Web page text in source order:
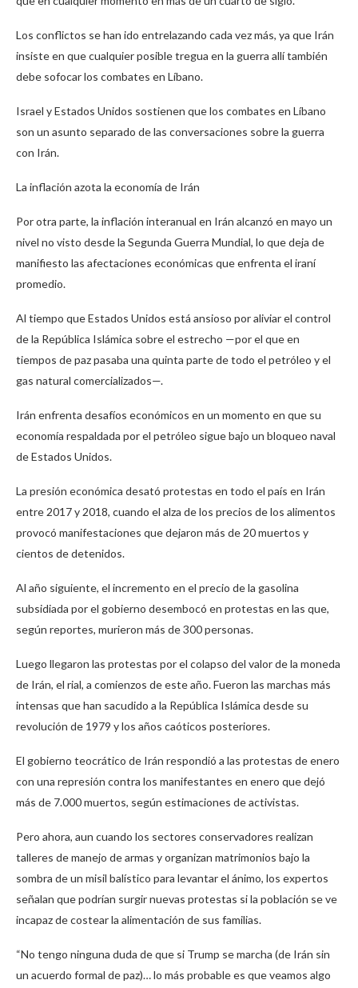
Los conflictos se han ido entrelazando cada vez más, ya que Irán
insiste en que cualquier posible tregua en la guerra allí también
debe sofocar los combates en Líbano.
Israel y Estados Unidos sostienen que los combates en Líbano
son un asunto separado de las conversaciones sobre la guerra
con Irán.
La inflación azota la economía de Irán
Por otra parte, la inflación interanual en Irán alcanzó en mayo un
nivel no visto desde la Segunda Guerra Mundial, lo que deja de
manifiesto las afectaciones económicas que enfrenta el iraní
promedio.
Al tiempo que Estados Unidos está ansioso por aliviar el control
de la República Islámica sobre el estrecho —por el que en
tiempos de paz pasaba una quinta parte de todo el petróleo y el
gas natural comercializados—.
Irán enfrenta desafíos económicos en un momento en que su
economía respaldada por el petróleo sigue bajo un bloqueo naval
de Estados Unidos.
La presión económica desató protestas en todo el país en Irán
entre 2017 y 2018, cuando el alza de los precios de los alimentos
provocó manifestaciones que dejaron más de 20 muertos y
cientos de detenidos.
Al año siguiente, el incremento en el precio de la gasolina
subsidiada por el gobierno desembocó en protestas en las que,
según reportes, murieron más de 300 personas.
Luego llegaron las protestas por el colapso del valor de la moneda
de Irán, el rial, a comienzos de este año. Fueron las marchas más
intensas que han sacudido a la República Islámica desde su
revolución de 1979 y los años caóticos posteriores.
El gobierno teocrático de Irán respondió a las protestas de enero
con una represión contra los manifestantes en enero que dejó
más de 7.000 muertos, según estimaciones de activistas.
Pero ahora, aun cuando los sectores conservadores realizan
talleres de manejo de armas y organizan matrimonios bajo la
sombra de un misil balístico para levantar el ánimo, los expertos
señalan que podrían surgir nuevas protestas si la población se ve
incapaz de costear la alimentación de sus familias.
“No tengo ninguna duda de que si Trump se marcha (de Irán sin
un acuerdo formal de paz)… lo más probable es que veamos algo